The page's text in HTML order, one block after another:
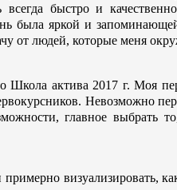
быстро и
была яркой и
от людей, которые меня
актива 2017 г. Моя
Невозможно
главное выбрать
визуализировать,